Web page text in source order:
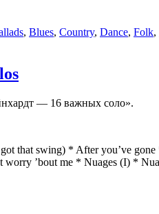
, Blues, Country, Dance, Folk,
— 16 важных соло».
that swing) * After you’ve
’bout me * Nuages (I) *